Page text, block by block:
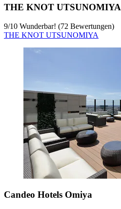
THE KNOT UTSUNOMIYA
9/10 Wunderbar! (72 Bewertungen)
THE KNOT UTSUNOMIYA
Candeo Hotels Omiya